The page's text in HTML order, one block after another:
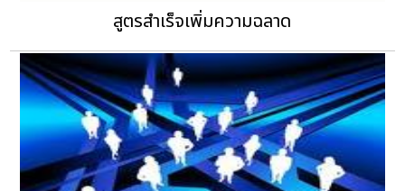
สูตรสำเร็จเพิ่มความฉลาด